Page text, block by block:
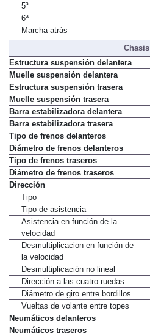
5ª
6ª
Marcha atrás
Chasis
Estructura suspensión delantera
Muelle suspensión delantera
Estructura suspensión trasera
Muelle suspensión trasera
Barra estabilizadora delantera
Barra estabilizadora trasera
Tipo de frenos delanteros
Diámetro de frenos delanteros
Tipo de frenos traseros
Diámetro de frenos traseros
Dirección
Tipo
Tipo de asistencia
Asistencia en función de la
velocidad
Desmultiplicacion en función de
la velocidad
Desmultiplicación no lineal
Dirección a las cuatro ruedas
Diámetro de giro entre bordillos
Vueltas de volante entre topes
Neumáticos delanteros
Neumáticos traseros